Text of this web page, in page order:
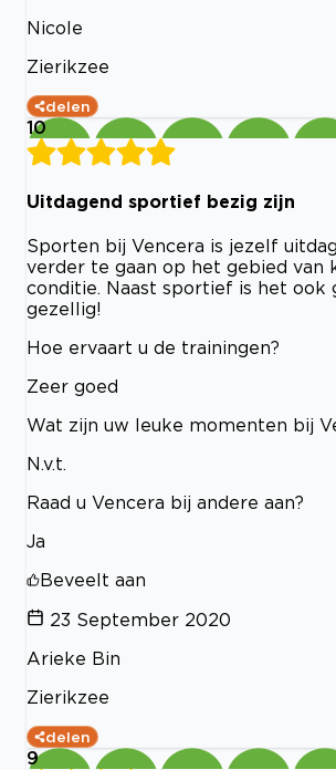
Nicole
Zierikzee
delen
10
Uitdagend sportief bezig zijn
Sporten bij Vencera is jezelf
verder te gaan op het gebied van
conditie. Naast sportief is het ook
gezellig!
Hoe ervaart u de trainingen?
Zeer goed
Wat zijn uw leuke momenten bij
N.v.t.
Raad u Vencera bij andere aan?
Ja
Beveelt aan
23 September 2020
Arieke Bin
Zierikzee
delen
9